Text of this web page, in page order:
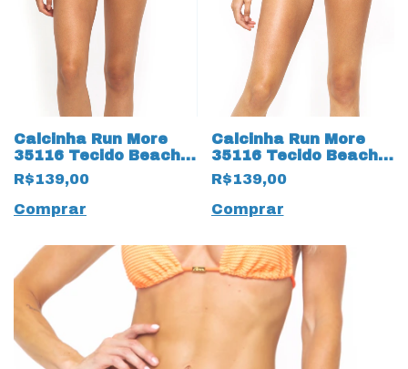
Calcinha Run More
35116 Tecido Beach
Sublimado Onça
Preto
R$139,00
Comprar
Calcinha Run More
35116 Tecido Beach
Sublimado Preto
R$139,00
Comprar